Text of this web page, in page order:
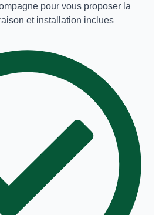
pour vous proposer la
et installation inclues